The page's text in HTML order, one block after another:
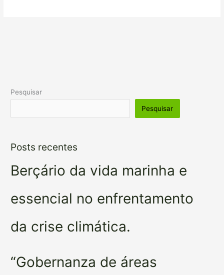
Pesquisar
Pesquisar
Posts recentes
Berçário da vida marinha e
essencial no enfrentamento
da crise climática.
“Gobernanza de áreas